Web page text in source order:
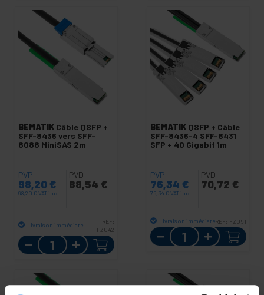
BEMATIK Câble QSFP +
SFF-8436 vers SFF-
8088 MiniSAS 2m
PVP
98,20 €
98,20 € VAT inc.
PVD
88,54 €
Livraison immédiate
REF:
FZ042
Quantité
BEMATIK QSFP + Câble
SFF-8436-4 SFF-8431
SFP + 40 Gigabit 1m
PVP
76,34 €
76,34 € VAT inc.
PVD
70,72 €
Livraison immédiateREF: FZ051
Quantité